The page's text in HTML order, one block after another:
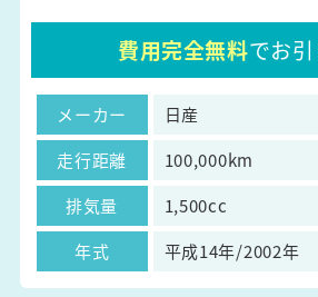
費用完全無料でお
メーカー
日産
走行距離
100,000km
排気量
1,500cc
年式
平成14年/2002年